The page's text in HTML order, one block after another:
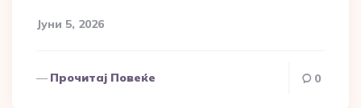
Јуни 5, 2026
Прочитај Повеќе 0